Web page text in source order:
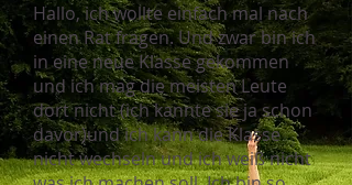
Hallo, ich wollte einfach mal nach
einen Rat fragen. Und zwar bin ich
in eine neue Klasse gekommen
und ich mag die meisten Leute
dort nicht (ich kannte sie ja schon
davor)und ich kann die Klasse
nicht wechseln und ich weiß nicht